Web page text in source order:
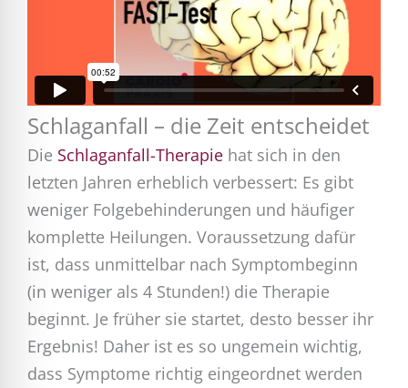
Schlaganfall – die Zeit entscheidet
Die Schlaganfall-Therapie hat sich in den
letzten Jahren erheblich verbessert: Es gibt
weniger Folgebehinderungen und häufiger
komplette Heilungen. Voraussetzung dafür
ist, dass unmittelbar nach Symptombeginn
(in weniger als 4 Stunden!) die Therapie
beginnt. Je früher sie startet, desto besser ihr
Ergebnis! Daher ist es so ungemein wichtig,
dass Symptome richtig eingeordnet werden